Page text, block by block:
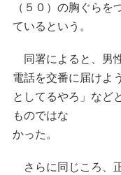
（５０）の胸ぐらを
ているという。
同署によると、男
電話を交番に届けよ
としてるやろ」など
ものではな
かった。
さらに同じころ、